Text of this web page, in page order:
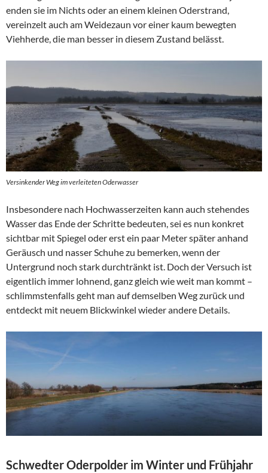
enden sie im Nichts oder an einem kleinen Oderstrand,
vereinzelt auch am Weidezaun vor einer kaum bewegten
Viehherde, die man besser in diesem Zustand belässt.
Versinkender Weg im verleiteten Oderwasser
Insbesondere nach Hochwasserzeiten kann auch stehendes
Wasser das Ende der Schritte bedeuten, sei es nun konkret
sichtbar mit Spiegel oder erst ein paar Meter später anhand
Geräusch und nasser Schuhe zu bemerken, wenn der
Untergrund noch stark durchtränkt ist. Doch der Versuch ist
eigentlich immer lohnend, ganz gleich wie weit man kommt –
schlimmstenfalls geht man auf demselben Weg zurück und
entdeckt mit neuem Blickwinkel wieder andere Details.
Schwedter Oderpolder im Winter und Frühjahr